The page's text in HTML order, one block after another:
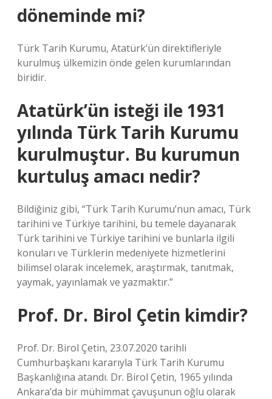
döneminde mi?
Türk Tarih Kurumu, Atatürk’ün direktifleriyle
kurulmuş ülkemizin önde gelen kurumlarından
biridir.
Atatürk’ün isteği ile 1931
yılında Türk Tarih Kurumu
kurulmuştur. Bu kurumun
kurtuluş amacı nedir?
Bildiğiniz gibi, “Türk Tarih Kurumu’nun amacı, Türk
tarihini ve Türkiye tarihini, bu temele dayanarak
Türk tarihini ve Türkiye tarihini ve bunlarla ilgili
konuları ve Türklerin medeniyete hizmetlerini
bilimsel olarak incelemek, araştırmak, tanıtmak,
yaymak, yayınlamak ve yazmaktır.”
Prof. Dr. Birol Çetin kimdir?
Prof. Dr. Birol Çetin, 23.07.2020 tarihli
Cumhurbaşkanı kararıyla Türk Tarih Kurumu
Başkanlığına atandı. Dr. Birol Çetin, 1965 yılında
Ankara’da bir mühimmat çavuşunun oğlu olarak